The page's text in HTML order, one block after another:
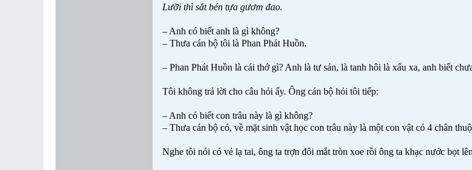
Lưỡi thì sắt bén tựa gươm đao.
– Anh có biết anh là gì không?
– Thưa cán bộ tôi là Phan Phát Huồn.
– Phan Phát Huồn là cái thớ gì? Anh là tư sản, là tanh hôi là xấu xa, anh biết
Tôi không trả lời cho câu hỏi ấy. Ông cán bộ hỏi tôi tiếp:
– Anh có biết con trâu này là gì không?
– Thưa cán bộ có, về mặt sinh vật học con trâu này là một con vật có 4 chân
Nghe tôi nói có vẻ lạ tai, ông ta trợn đôi mắt tròn xoe rồi ông ta khạc nước bọt